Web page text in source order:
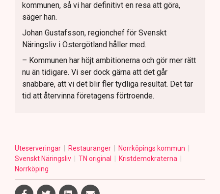
kommunen, så vi har definitivt en resa att göra,
säger han.
Johan Gustafsson, regionchef för Svenskt
Näringsliv i Östergötland håller med.
– Kommunen har höjt ambitionerna och gör mer rätt
nu än tidigare. Vi ser dock gärna att det går
snabbare, att vi det blir fler tydliga resultat. Det tar
tid att återvinna företagens förtroende.
Uteserveringar Restauranger
Norrköpings kommun
Svenskt Näringsliv
TN original
Kristdemokraterna
Norrköping